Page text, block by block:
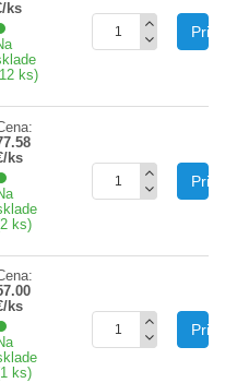
ks
ks)
ks
ks)
ks
ks)